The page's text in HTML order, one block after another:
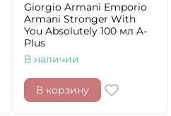
Giorgio Armani Emporio
Armani Stronger With
You Absolutely 100 мл A-
Plus
В наличии
В корзину